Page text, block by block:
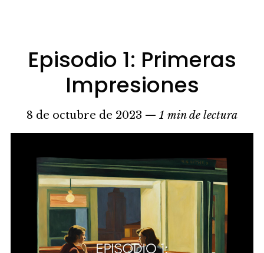
Episodio 1: Primeras
Impresiones
8 de octubre de 2023 — 1 min de lectura